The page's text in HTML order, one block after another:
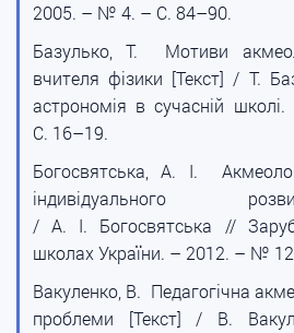
2005. – № 4. – С. 84–90.
Базулько, Т. Мотиви
вчителя фізики [Текст] / Т.
астрономія в сучасній
С. 16–19.
Богосвятська, А. І.
індивідуального
/ А. І. Богосвятська //
школах України. – 2012. – №
Вакуленко, В. Педагогічна
проблеми [Текст] / В.